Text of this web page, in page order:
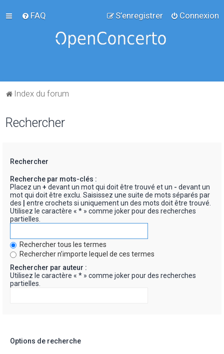
FAQ Connexion
S’enregistrer
Index du forum
Rechercher
Rechercher
Recherche par mots-clés :
Placez un + devant un mot qui doit être trouvé et un - devant un
mot qui doit être exclu. Saisissez une suite de mots séparés par
des
entre crochets si uniquement un des mots doit être trouvé.
Utilisez le caractère « * » comme joker pour des recherches
partielles.
Rechercher tous les termes
Rechercher n’importe lequel de ces termes
Rechercher par auteur :
Utilisez le caractère « * » comme joker pour des recherches
partielles.
Options de recherche